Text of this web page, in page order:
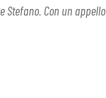
Stefano. Con un appello